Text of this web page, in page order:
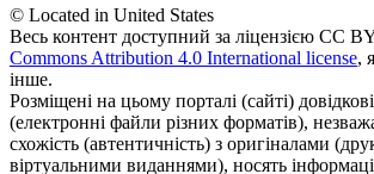
© Located in United States
Весь контент доступний за ліцензією CC
Commons Attribution 4.0 International license,
інше.
Розміщені на цьому порталі (сайті)
(електронні файли різних форматів),
схожість (автентичність) з оригіналами
віртуальними виданнями), носять